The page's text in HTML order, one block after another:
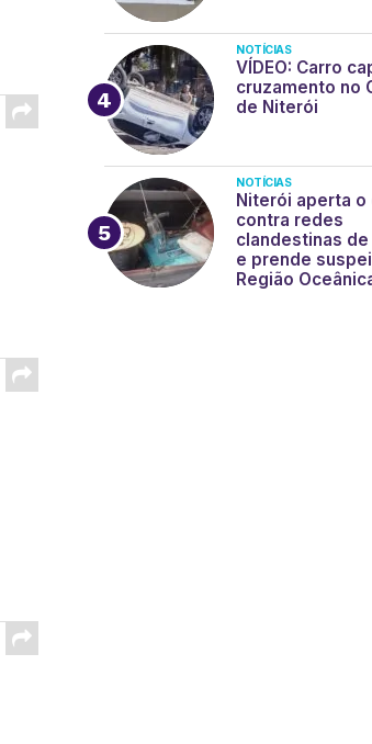
NOTÍCIAS
VÍDEO: Carro
cruzamento no
de Niterói
NOTÍCIAS
Niterói aperta o
contra redes
clandestinas
e prende
Região